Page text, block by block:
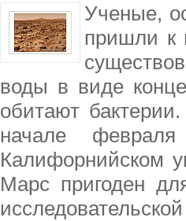
Ученые,
пришли к
воды в виде
обитают
начале
Калифорнийском
Марс пригоден